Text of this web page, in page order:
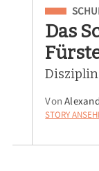
Das
Von
STORY